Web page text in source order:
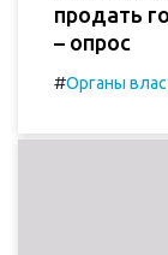
продать
– опрос
#Органы